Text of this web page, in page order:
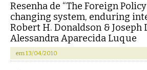
Resenha de “The Foreign
changing system, enduring
Robert H. Donaldson & Joseph
Alessandra Aparecida Luque
em 13/04/2010